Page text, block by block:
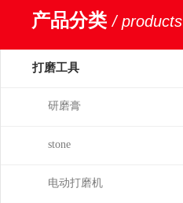
产品分类/ products
打磨工具
研磨膏
stone
电动打磨机